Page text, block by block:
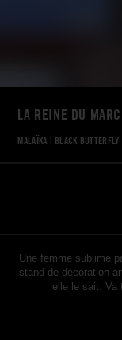
LA REINE DU
MALAÏKA | BLACK BUTTERFLY
Une femme sublime
stand de décoration
elle le sait. Va